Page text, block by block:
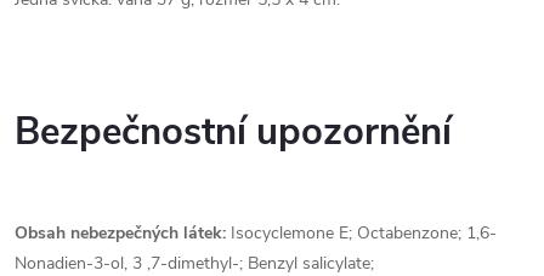
Bezpečnostní upozornění
Obsah nebezpečných látek: Isocyclemone E; Octabenzone; 1,6-
Nonadien-3-ol, 3 ,7-dimethyl-; Benzyl salicylate;